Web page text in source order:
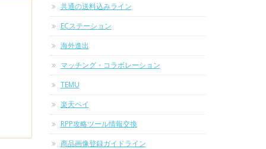
共通の送料込みライン
ECステーション
海外進出
マッチング・コラボレーション
TEMU
楽天ペイ
RPP攻略ツール情報交換
商品画像登録ガイドライン